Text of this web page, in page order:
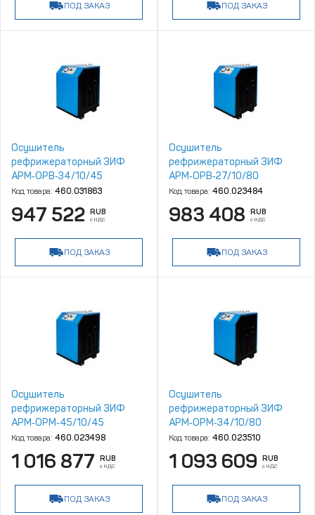
ПОД ЗАКАЗ ПОД ЗАКАЗ
Осушитель
рефрижераторный ЗИФ
АРМ‑ОРВ‑34/10/45
Код товара: 460.031863
947 522 RUB
с НДС
ПОД ЗАКАЗ
Осушитель
рефрижераторный ЗИФ
АРМ‑ОРВ‑27/10/80
Код товара: 460.023484
983 408 RUB
с НДС
ПОД ЗАКАЗ
Осушитель
рефрижераторный ЗИФ
АРМ‑ОРМ‑45/10/45
Код товара: 460.023498
1 016 877 RUB
с НДС
ПОД ЗАКАЗ
Осушитель
рефрижераторный ЗИФ
АРМ‑ОРМ‑34/10/80
Код товара: 460.023510
1 093 609 RUB
с НДС
ПОД ЗАКАЗ